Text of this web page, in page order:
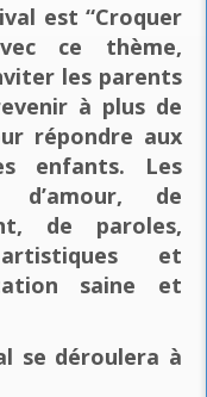
est “Croquer
ce thème,
les parents
à plus de
répondre aux
enfants. Les
de
de paroles,
et
saine et
se déroulera à